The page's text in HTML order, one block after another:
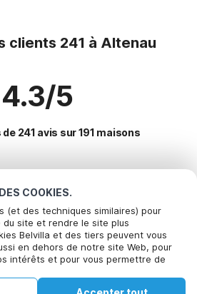
COOKIES.
(et des techniques similaires) pour
site et rendre le site plus
Belvilla et des tiers peuvent vous
en dehors de notre site Web, pour
intérêts et pour vous permettre de
le faire. Plus d'informations peuvent
clients 241 à Altenau
4.3/5
241 avis sur 191 maisons
populaires pour les
commodités pour les vacances
enfants wildemann
schierke
les vacances en Altenau
du lac
Appelez pour réserver